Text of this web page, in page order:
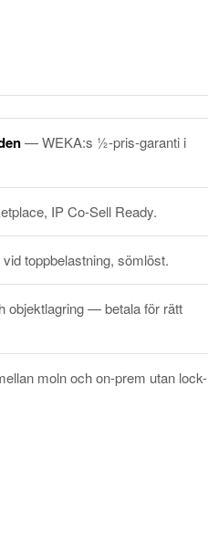
— WEKA:s ½-pris-garanti i
IP Co-Sell Ready.
toppbelastning, sömlöst.
objektlagring — betala för rätt
moln och on-prem utan lock-